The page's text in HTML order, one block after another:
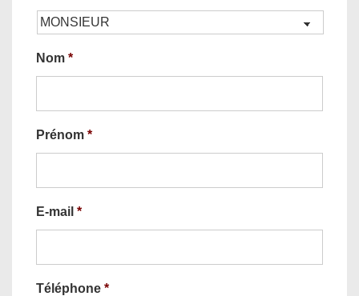
Nom *
Prénom *
E-mail *
Téléphone *